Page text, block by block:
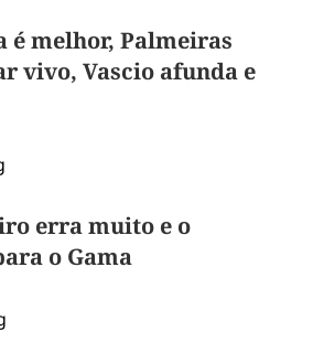
é melhor, Palmeiras
vivo, Vascio afunda e
erra muito e o
o Gama